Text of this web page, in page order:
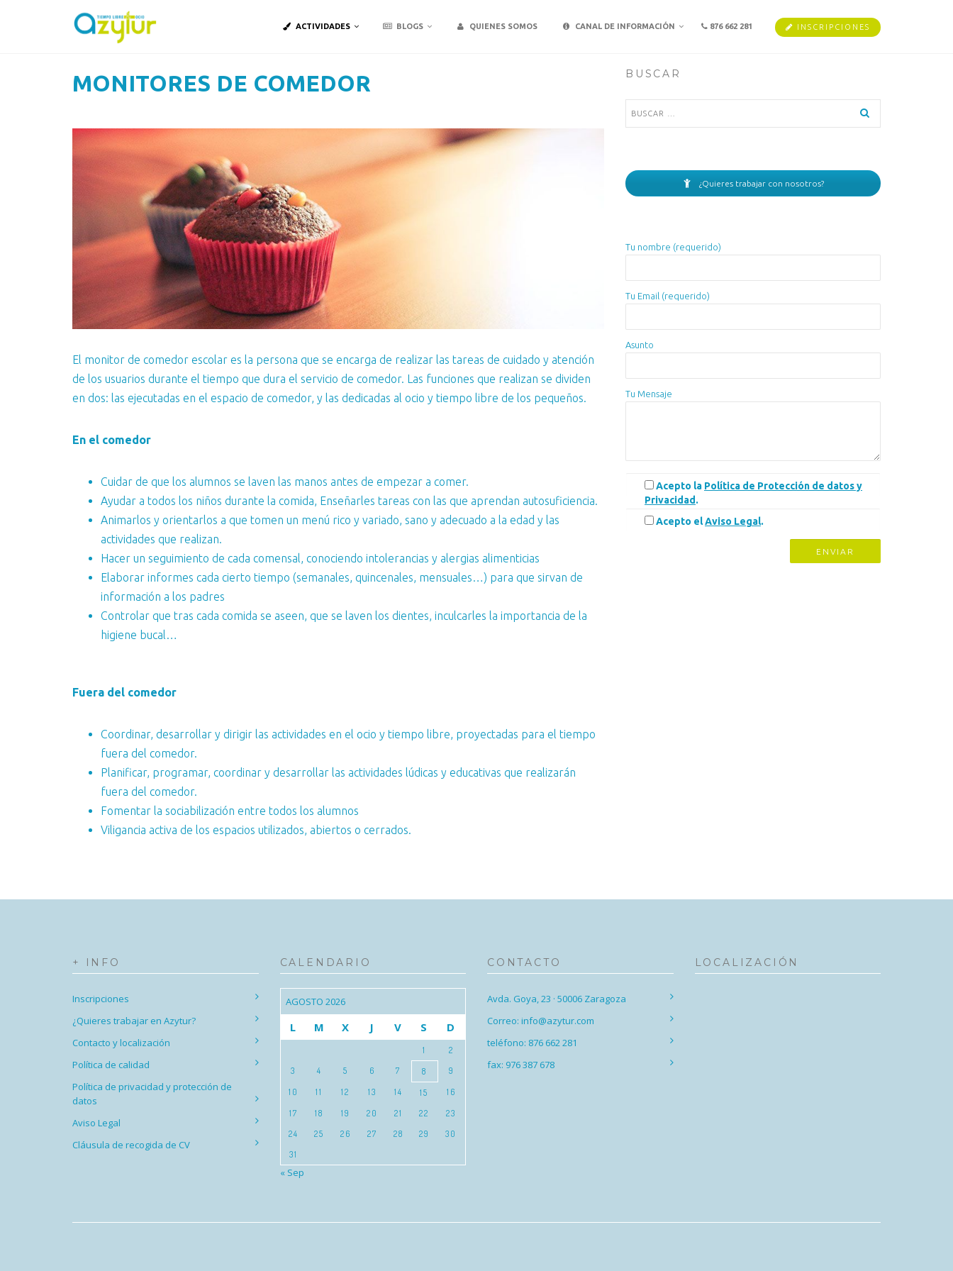
ACTIVIDADES BLOGS QUIENES SOMOS CANAL DE INFORMACIÓN 876 662 281 INSCRIPCIONES
MONITORES DE COMEDOR
El monitor de comedor escolar es la persona que se encarga de realizar las tareas de cuidado y atención
de los usuarios durante el tiempo que dura el servicio de comedor. Las funciones que realizan se dividen
en dos: las ejecutadas en el espacio de comedor, y las dedicadas al ocio y tiempo libre de los pequeños.
En el comedor
Cuidar de que los alumnos se laven las manos antes de empezar a comer.
Ayudar a todos los niños durante la comida, Enseñarles tareas con las que aprendan autosuficiencia.
Animarlos y orientarlos a que tomen un menú rico y variado, sano y adecuado a la edad y las
actividades que realizan.
Hacer un seguimiento de cada comensal, conociendo intolerancias y alergias alimenticias
Elaborar informes cada cierto tiempo (semanales, quincenales, mensuales…) para que sirvan de
información a los padres
Controlar que tras cada comida se aseen, que se laven los dientes, inculcarles la importancia de la
higiene bucal…
Fuera del comedor
Coordinar, desarrollar y dirigir las actividades en el ocio y tiempo libre, proyectadas para el tiempo
fuera del comedor.
Planificar, programar, coordinar y desarrollar las actividades lúdicas y educativas que realizarán
fuera del comedor.
Fomentar la sociabilización entre todos los alumnos
Viligancia activa de los espacios utilizados, abiertos o cerrados.
BUSCAR
¿Quieres trabajar con nosotros?
Tu nombre (requerido)
Tu Email (requerido)
Asunto
Tu Mensaje
Acepto la Política de Protección de datos y
Privacidad .
Acepto elAviso Legal.
+ INFO
Inscripciones
¿Quieres trabajar en Azytur?
Contacto y localización
Política de calidad
Política de privacidad y protección de
datos
Aviso Legal
Cláusula de recogida de CV
CALENDARIO
AGOSTO 2026
L M X J V S D
1
2
3
4 5 6 7 8
9
10
11 12 13 14 15
16
17
18 19 20 21 22
23
24
25 26 27 28 29
30
31
« Sep
CONTACTO
Avda. Goya, 23 · 50006 Zaragoza
Correo: info@azytur.com
teléfono: 876 662 281
fax: 976 387 678
LOCALIZACIÓN